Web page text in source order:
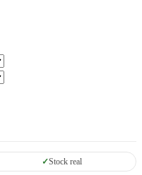
Stock real